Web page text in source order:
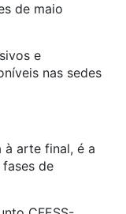
de maio
e
nas sedes
à arte final, é a
de